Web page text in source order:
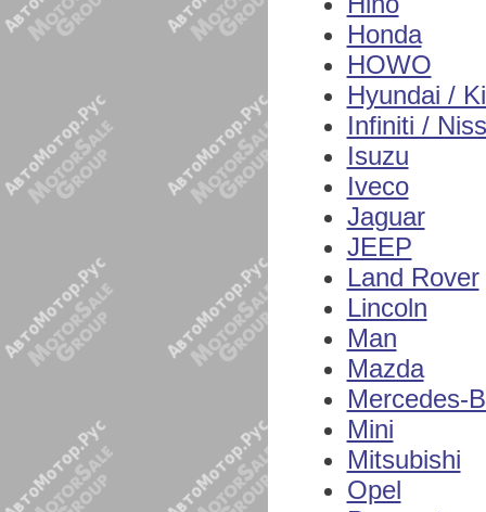
Honda
HOWO
Hyundai /
Infiniti /
Isuzu
Iveco
Jaguar
JEEP
Land Rover
Lincoln
Man
Mazda
Mercedes-
Mini
Mitsubishi
Opel